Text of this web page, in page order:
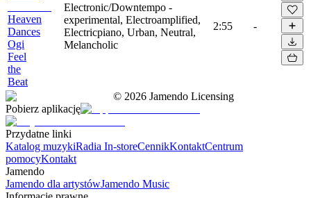
Heaven
Dances
Ogi
Feel
the
Beat
Electronic/Downtempo -
experimental, Electroamplified,
Electricpiano, Urban, Neutral,
Melancholic
2:55 -
© 2026 Jamendo Licensing
Pobierz aplikację
Przydatne linki
Katalog muzykiRadia In-storeCennikKontaktCentrum
pomocyKontakt
Jamendo
Jamendo dla artystówJamendo Music